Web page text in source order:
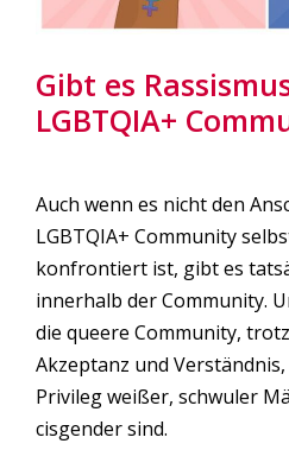
Gibt es
LGBTQIA+
Auch wenn es nicht den
LGBTQIA+ Community
konfrontiert ist, gibt es
innerhalb der Community.
die queere Community,
Akzeptanz und
Privileg weißer, schwuler
cisgender sind.